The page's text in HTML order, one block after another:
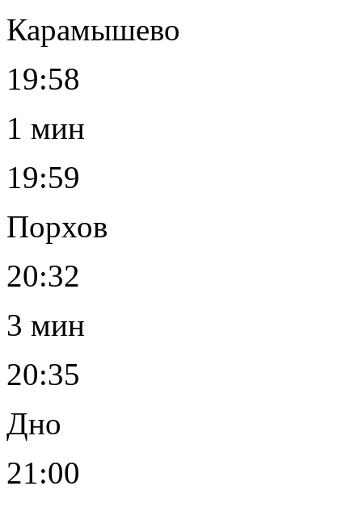
Карамышево
19:58
1 мин
19:59
Порхов
20:32
3 мин
20:35
Дно
21:00